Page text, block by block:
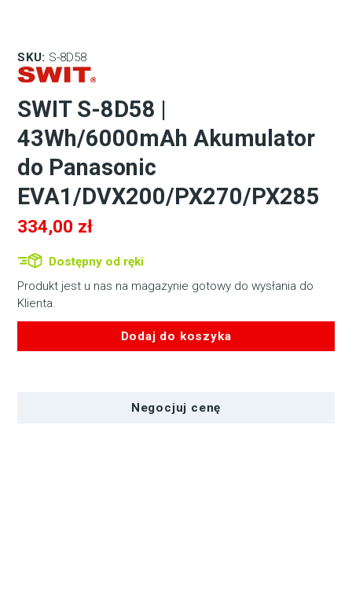
SKU: S-8D58
SWIT S-8D58 |
43Wh/6000mAh Akumulator
do Panasonic
EVA1/DVX200/PX270/PX285
334,00 zł
Dostępny od ręki
Produkt jest u nas na magazynie gotowy do wysłania do
Klienta.
Dodaj do koszyka
Negocjuj cenę